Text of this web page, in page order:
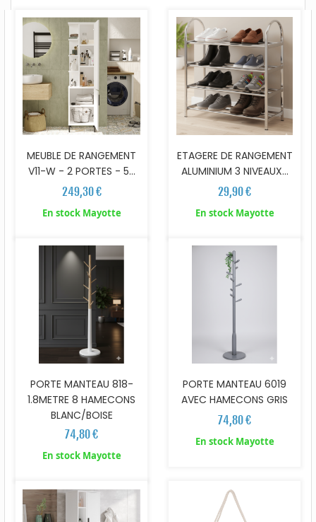
MEUBLE DE RANGEMENT
V11-W - 2 PORTES - 5...
249,30 €
En stock Mayotte
ETAGERE DE RANGEMENT
ALUMINIUM 3 NIVEAUX...
29,90 €
En stock Mayotte
PORTE MANTEAU 818-
1.8METRE 8 HAMECONS
BLANC/BOISE
74,80 €
En stock Mayotte
PORTE MANTEAU 6019
AVEC HAMECONS GRIS
74,80 €
En stock Mayotte